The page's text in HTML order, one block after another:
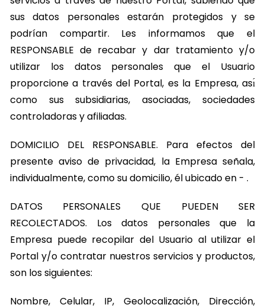
sus datos personales estarán protegidos y se
podrían compartir. Les informamos que el
RESPONSABLE de recabar y dar tratamiento y/o
utilizar los datos personales que el Usuario
proporcione a través del Portal, es la Empresa, ası́
como sus subsidiarias, asociadas, sociedades
controladoras y afiliadas.
DOMICILIO DEL RESPONSABLE. Para efectos del
presente aviso de privacidad, la Empresa señala,
individualmente, como su domicilio, él ubicado en - .
DATOS PERSONALES QUE PUEDEN SER
RECOLECTADOS. Los datos personales que la
Empresa puede recopilar del Usuario al utilizar el
Portal y/o contratar nuestros servicios y productos,
son los siguientes:
Nombre, Celular, IP, Geolocalización, Dirección,